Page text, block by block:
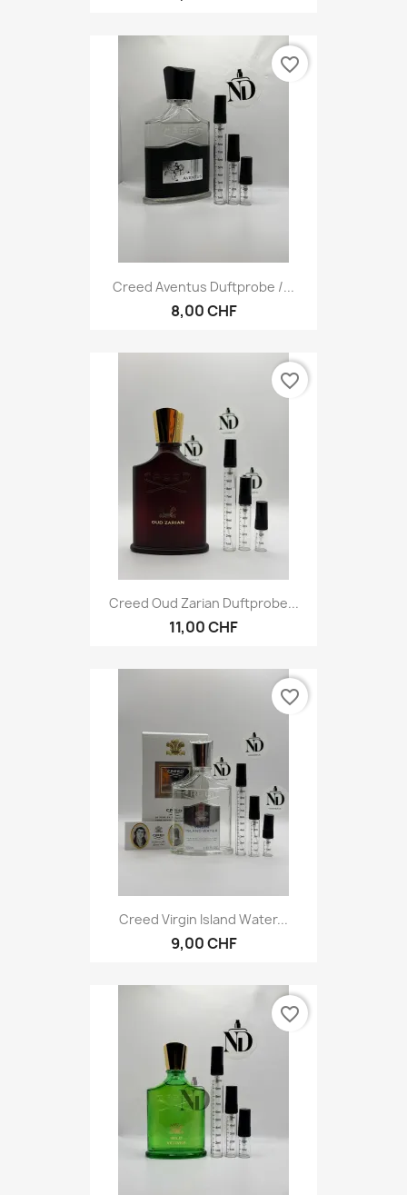
Creed Aventus Duftprobe /...
8,00 CHF
favorite_border
Creed Oud Zarian Duftprobe...
11,00 CHF
favorite_border
Creed Virgin Island Water...
9,00 CHF
favorite_border
favorite_border